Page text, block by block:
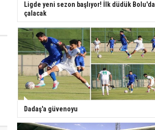
Ligde yeni sezon başlıyor! İlk düdük Bolu'da
çalacak
Dadaş'a güvenoyu